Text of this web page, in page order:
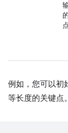
例如，您可以初
等长度的关键点。